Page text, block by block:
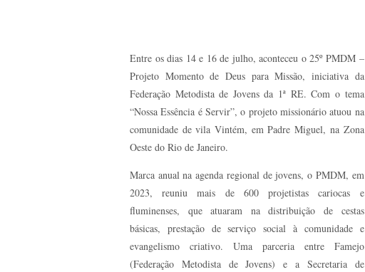
Entre os dias 14 e 16 de julho, aconteceu o 25º PMDM –
Projeto Momento de Deus para Missão, iniciativa da
Federação Metodista de Jovens da 1ª RE. Com o tema
“Nossa Essência é Servir”, o projeto missionário atuou na
comunidade de vila Vintém, em Padre Miguel, na Zona
Oeste do Rio de Janeiro.
Marca anual na agenda regional de jovens, o PMDM, em
2023, reuniu mais de 600 projetistas cariocas e
fluminenses, que atuaram na distribuição de cestas
básicas, prestação de serviço social à comunidade e
evangelismo criativo. Uma parceria entre Famejo
(Federação Metodista de Jovens) e a Secretaria de